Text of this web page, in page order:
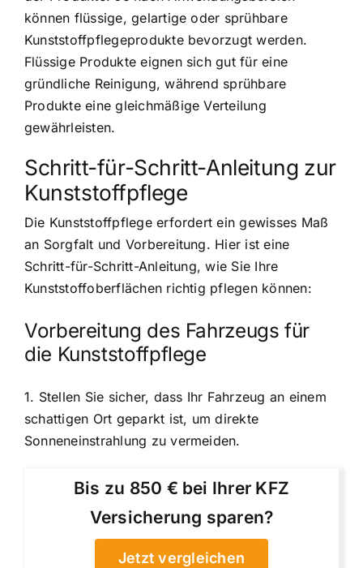
können flüssige, gelartige oder sprühbare
Kunststoffpflegeprodukte bevorzugt werden.
Flüssige Produkte eignen sich gut für eine
gründliche Reinigung, während sprühbare
Produkte eine gleichmäßige Verteilung
gewährleisten.
Schritt-für-Schritt-Anleitung zur
Kunststoffpflege
Die Kunststoffpflege erfordert ein gewisses Maß
an Sorgfalt und Vorbereitung. Hier ist eine
Schritt-für-Schritt-Anleitung, wie Sie Ihre
Kunststoffoberflächen richtig pflegen können:
Vorbereitung des Fahrzeugs für
die Kunststoffpflege
1. Stellen Sie sicher, dass Ihr Fahrzeug an einem
schattigen Ort geparkt ist, um direkte
Sonneneinstrahlung zu vermeiden.
Bis zu 850 € bei Ihrer KFZ
Versicherung sparen?
Jetzt vergleichen